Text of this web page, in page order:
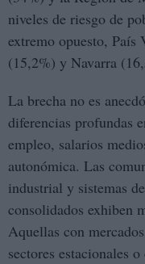
niveles de riesgo de
extremo opuesto, País
(15,2%) y Navarra
La brecha no es
diferencias profundas
empleo, salarios
autonómica. Las
industrial y sistemas
consolidados exhiben
Aquellas con
sectores estacionales